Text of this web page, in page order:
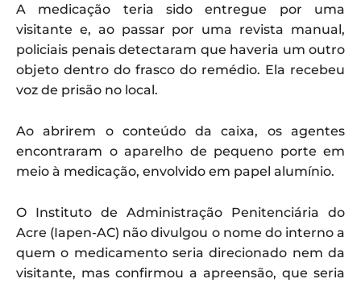
A medicação teria sido entregue por uma
visitante e, ao passar por uma revista manual,
policiais penais detectaram que haveria um outro
objeto dentro do frasco do remédio. Ela recebeu
voz de prisão no local.
Ao abrirem o conteúdo da caixa, os agentes
encontraram o aparelho de pequeno porte em
meio à medicação, envolvido em papel alumínio.
O Instituto de Administração Penitenciária do
Acre (Iapen-AC) não divulgou o nome do interno a
quem o medicamento seria direcionado nem da
visitante, mas confirmou a apreensão, que seria